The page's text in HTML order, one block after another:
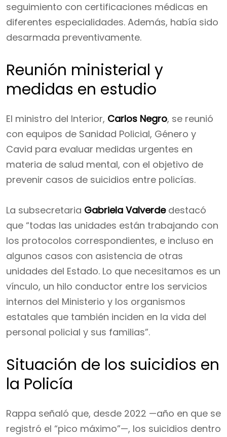
seguimiento con certificaciones médicas en
diferentes especialidades. Además, había sido
desarmada preventivamente.
Reunión ministerial y
medidas en estudio
El ministro del Interior, Carlos Negro, se reunió
con equipos de Sanidad Policial, Género y
Cavid para evaluar medidas urgentes en
materia de salud mental, con el objetivo de
prevenir casos de suicidios entre policías.
La subsecretaria Gabriela Valverdedestacó
que “todas las unidades están trabajando con
los protocolos correspondientes, e incluso en
algunos casos con asistencia de otras
unidades del Estado. Lo que necesitamos es un
vínculo, un hilo conductor entre los servicios
internos del Ministerio y los organismos
estatales que también inciden en la vida del
personal policial y sus familias”.
Situación de los suicidios en
la Policía
Rappa señaló que, desde 2022 —año en que se
registró el “pico máximo”—, los suicidios dentro